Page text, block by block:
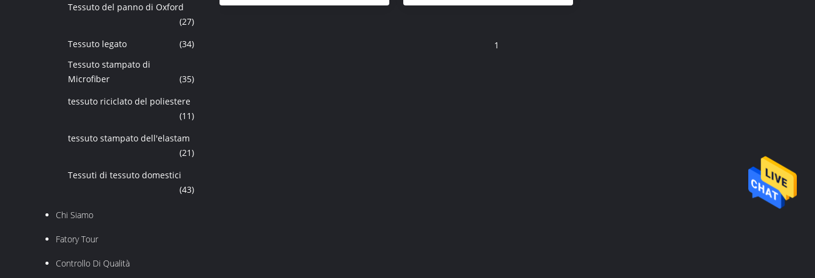
Tessuto del panno di Oxford
(27)
Tessuto legato
(34)
Tessuto stampato di
Microfiber
(35)
tessuto riciclato del poliestere
(11)
tessuto stampato dell'elastam
(21)
Tessuti di tessuto domestici
(43)
Chi Siamo
Fatory Tour
Controllo Di Qualità
1